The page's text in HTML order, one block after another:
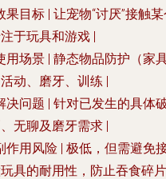
果目标 | 让宠物“讨厌”接触
于玩具和游戏 |
用场景 | 静态物品防护（家
动、磨牙、训练 |
决问题 | 针对已发生的具体
无聊及磨牙需求 |
作用风险 | 极低，但需避免
具的耐用性，防止吞食碎